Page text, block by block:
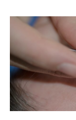
מנת להפיק את
מהטיפול,
מספר סוגי
הנפוצים